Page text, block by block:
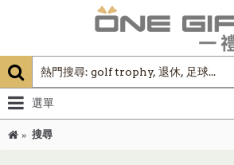
選單
搜尋